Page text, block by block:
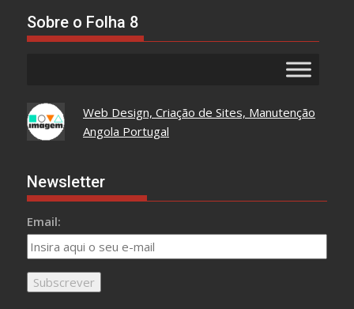
Sobre o Folha 8
Web Design, Criação de Sites, Manutenção
Angola Portugal
Newsletter
Email: